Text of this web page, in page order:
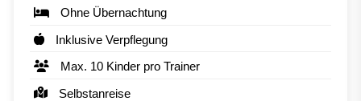
Ohne Übernachtung
Inklusive Verpflegung
Max. 10 Kinder pro Trainer
Selbstanreise